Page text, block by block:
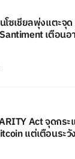
ซเชียลพุ่งแตะจุด
เตือนอ
Act จุดกระ
แต่เตือนระวั